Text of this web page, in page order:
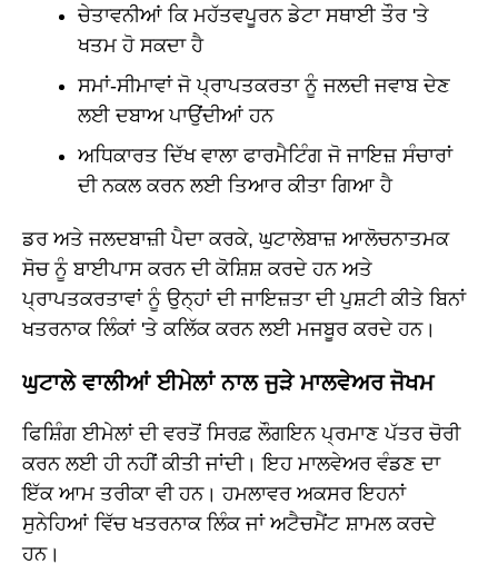
ਚੇਤਾਵਨੀਆਂ ਕਿ ਮਹੱਤਵਪੂਰਨ ਡੇਟਾ ਸਥਾਈ ਤੌਰ 'ਤੇ
ਖਤਮ ਹੋ ਸਕਦਾ ਹੈ
ਸਮਾਂ-ਸੀਮਾਵਾਂ ਜੋ ਪ੍ਰਾਪਤਕਰਤਾ ਨੂੰ ਜਲਦੀ ਜਵਾਬ ਦੇਣ
ਲਈ ਦਬਾਅ ਪਾਉਂਦੀਆਂ ਹਨ
ਅਧਿਕਾਰਤ ਦਿੱਖ ਵਾਲਾ ਫਾਰਮੈਟਿੰਗ ਜੋ ਜਾਇਜ਼ ਸੰਚਾਰਾਂ
ਦੀ ਨਕਲ ਕਰਨ ਲਈ ਤਿਆਰ ਕੀਤਾ ਗਿਆ ਹੈ
ਡਰ ਅਤੇ ਜਲਦਬਾਜ਼ੀ ਪੈਦਾ ਕਰਕੇ, ਘੁਟਾਲੇਬਾਜ਼ ਆਲੋਚਨਾਤਮਕ
ਸੋਚ ਨੂੰ ਬਾਈਪਾਸ ਕਰਨ ਦੀ ਕੋਸ਼ਿਸ਼ ਕਰਦੇ ਹਨ ਅਤੇ
ਪ੍ਰਾਪਤਕਰਤਾਵਾਂ ਨੂੰ ਉਨ੍ਹਾਂ ਦੀ ਜਾਇਜ਼ਤਾ ਦੀ ਪੁਸ਼ਟੀ ਕੀਤੇ ਬਿਨਾਂ
ਖਤਰਨਾਕ ਲਿੰਕਾਂ 'ਤੇ ਕਲਿੱਕ ਕਰਨ ਲਈ ਮਜਬੂਰ ਕਰਦੇ ਹਨ।
ਘੁਟਾਲੇ ਵਾਲੀਆਂ ਈਮੇਲਾਂ ਨਾਲ ਜੁੜੇ ਮਾਲਵੇਅਰ ਜੋਖਮ
ਫਿਸ਼ਿੰਗ ਈਮੇਲਾਂ ਦੀ ਵਰਤੋਂ ਸਿਰਫ਼ ਲੌਗਇਨ ਪ੍ਰਮਾਣ ਪੱਤਰ ਚੋਰੀ
ਕਰਨ ਲਈ ਹੀ ਨਹੀਂ ਕੀਤੀ ਜਾਂਦੀ। ਇਹ ਮਾਲਵੇਅਰ ਵੰਡਣ ਦਾ
ਇੱਕ ਆਮ ਤਰੀਕਾ ਵੀ ਹਨ। ਹਮਲਾਵਰ ਅਕਸਰ ਇਹਨਾਂ
ਸੁਨੇਹਿਆਂ ਵਿੱਚ ਖਤਰਨਾਕ ਲਿੰਕ ਜਾਂ ਅਟੈਚਮੈਂਟ ਸ਼ਾਮਲ ਕਰਦੇ
ਹਨ।